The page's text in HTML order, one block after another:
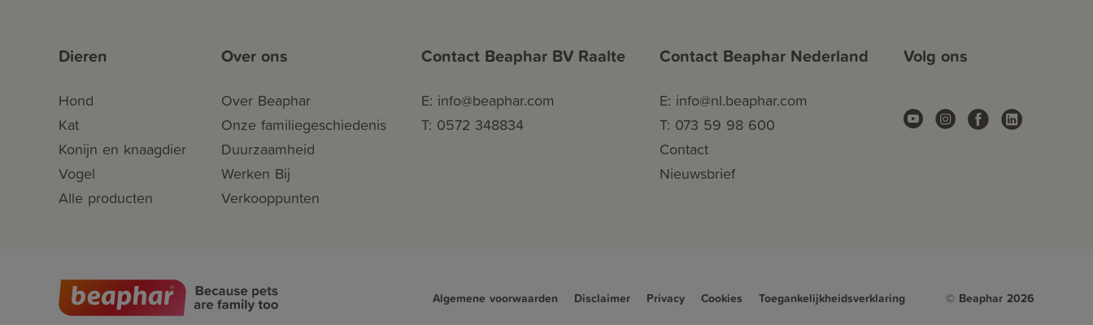
Dieren
Hond
Kat
Konijn en knaagdier
Vogel
Alle producten
Over ons
Over Beaphar
Onze familiegeschiedenis
Duurzaamheid
Werken Bij
Verkooppunten
Contact Beaphar BV Raalte
E: info@beaphar.com
T: 0572 348834
Contact Beaphar Nederland
E: info@nl.beaphar.com
T: 073 59 98 600
Contact
Nieuwsbrief
Volg ons
Algemene voorwaarden Disclaimer Privacy Cookies Toegankelijkheidsverklaring © Beaphar 2026